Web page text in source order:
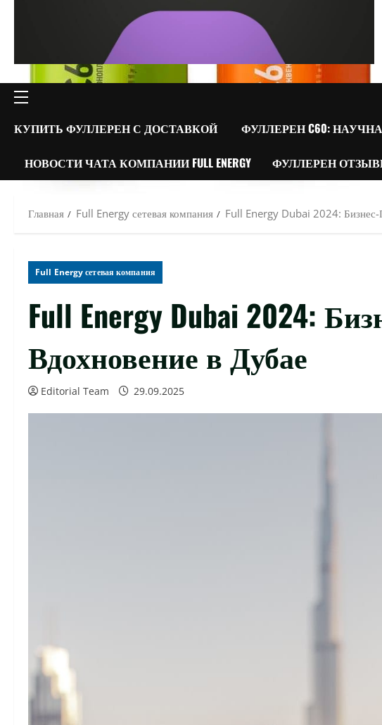
ОСНОВНОЕ
МЕНЮ
КУПИТЬ ФУЛЛЕРЕН С ДОСТАВКОЙ ФУЛЛЕРЕН C60:
НОВОСТИ ЧАТА КОМПАНИИ FULL ENERGY ФУЛЛЕРЕН
Главная Full Energy сетевая компания Full Energy Dubai 2024: Бизнес-
Full Energy сетевая компания
Full Energy Dubai 2024:
Вдохновение в Дубае
Editorial Team 29.09.2025